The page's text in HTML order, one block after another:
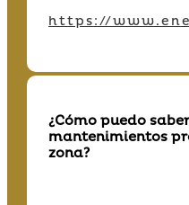
https://
¿Cómo puedo
mantenimientos
zona?